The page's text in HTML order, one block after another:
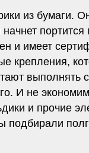
из бумаги.
и имеет
крепления,
И не
и прочие
подбирали